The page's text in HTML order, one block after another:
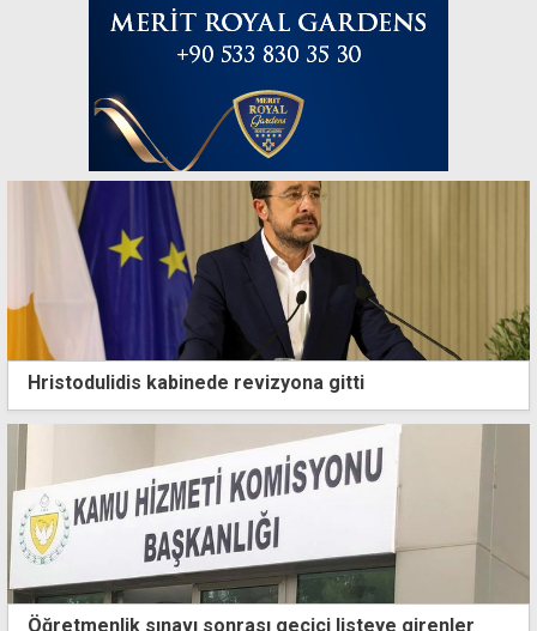
Hristodulidis kabinede revizyona gitti
Öğretmenlik sınavı sonrası geçici listeye girenler